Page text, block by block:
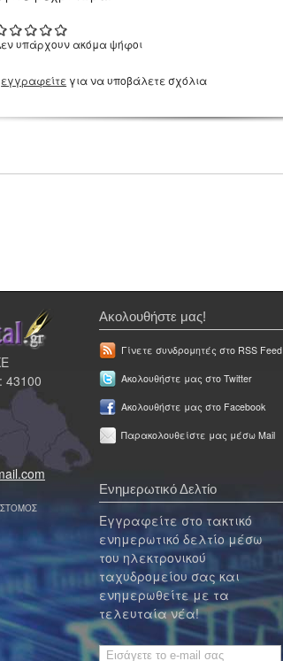
υπάρχουν ακόμα ψήφοι
εγγραφείτε για να υποβάλετε σχόλια
Ακολουθήστε μας!
Γίνετε συνδρομητές στο RSS Feed
Ακολουθήστε μας στο Twitter
Ακολουθήστε μας στο Facebook
Παρακολουθείστε μας μέσω Mail
Ενημερωτικό Δελτίο
Εγγραφείτε στο τακτικό
ενημερωτικό δελτίο μέσω
του ηλεκτρονικού
ταχυδρομείου σας και
ενημερωθείτε με τα
τελευταία νέα!